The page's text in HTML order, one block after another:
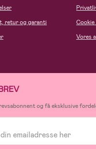
retur og garanti
Vores
og få eksklusive